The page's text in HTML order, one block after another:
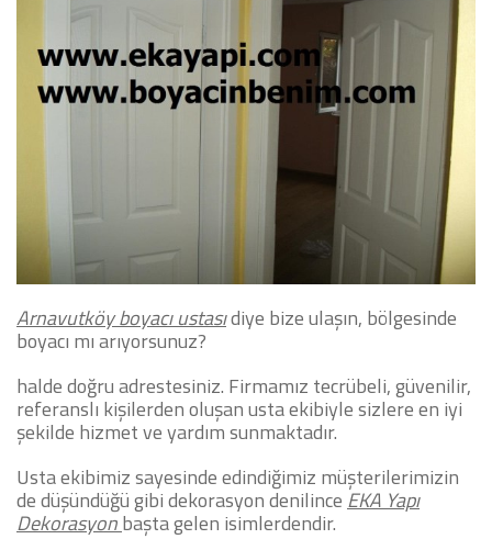
Arnavutköy boyacı ustasıdiye bize ulaşın, bölgesinde
boyacı mı arıyorsunuz?
halde doğru adrestesiniz. Firmamız tecrübeli, güvenilir,
referanslı kişilerden oluşan usta ekibiyle sizlere en iyi
şekilde hizmet ve yardım sunmaktadır.
Usta ekibimiz sayesinde edindiğimiz müşterilerimizin
de düşündüğü gibi dekorasyon denilince EKA Yapı
Dekorasyonbaşta gelen isimlerdendir.